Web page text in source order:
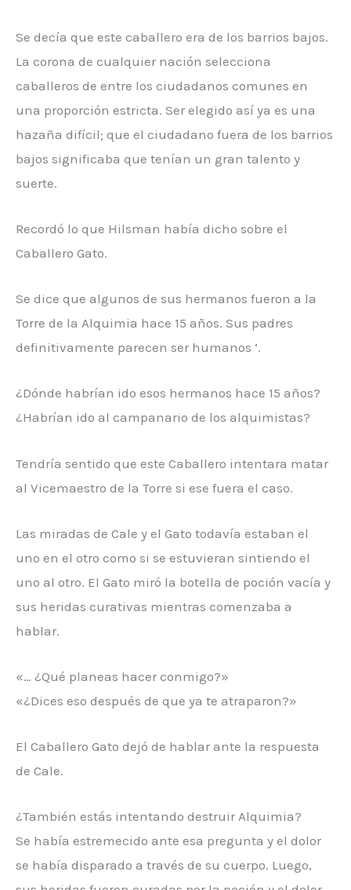
Se decía que este caballero era de los barrios bajos.
La corona de cualquier nación selecciona
caballeros de entre los ciudadanos comunes en
una proporción estricta. Ser elegido así ya es una
hazaña difícil; que el ciudadano fuera de los barrios
bajos significaba que tenían un gran talento y
suerte.
Recordó lo que Hilsman había dicho sobre el
Caballero Gato.
Se dice que algunos de sus hermanos fueron a la
Torre de la Alquimia hace 15 años. Sus padres
definitivamente parecen ser humanos ‘.
¿Dónde habrían ido esos hermanos hace 15 años?
¿Habrían ido al campanario de los alquimistas?
Tendría sentido que este Caballero intentara matar
al Vicemaestro de la Torre si ese fuera el caso.
Las miradas de Cale y el Gato todavía estaban el
uno en el otro como si se estuvieran sintiendo el
uno al otro. El Gato miró la botella de poción vacía y
sus heridas curativas mientras comenzaba a
hablar.
«… ¿Qué planeas hacer conmigo?»
«¿Dices eso después de que ya te atraparon?»
El Caballero Gato dejó de hablar ante la respuesta
de Cale.
¿También estás intentando destruir Alquimia?
Se había estremecido ante esa pregunta y el dolor
se había disparado a través de su cuerpo. Luego,